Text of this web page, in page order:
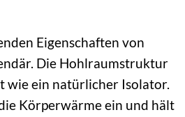
Eigenschaften von
Die Hohlraumstruktur
wie ein natürlicher Isolator.
Körperwärme ein und hält